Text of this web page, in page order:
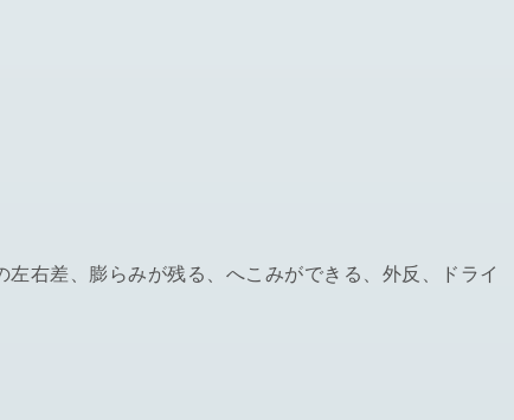
右差、膨らみが残る、へこみができる、外反、ドライ